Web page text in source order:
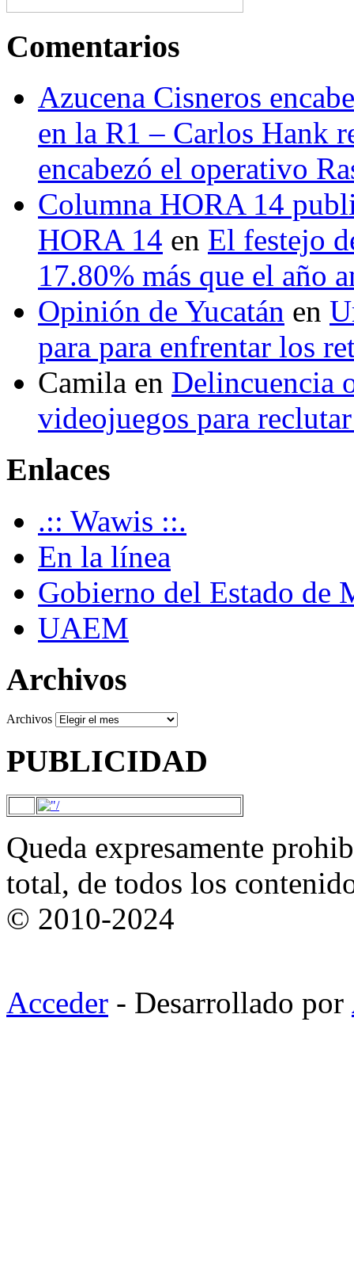
Comentarios
Azucena Cisneros
en la R1 – Carlos Hank
encabezó el operativo
Columna HORA 14
HORA 14 en El festejo
17.80% más que el año
Opinión de Yucatán en
para para enfrentar los
Camila en Delincuencia
videojuegos para
Enlaces
.:: Wawis ::.
En la línea
Gobierno del Estado de
UAEM
Archivos
Archivos
PUBLICIDAD
Queda expresamente
total, de todos los
© 2010-2024
Acceder - Desarrollado por